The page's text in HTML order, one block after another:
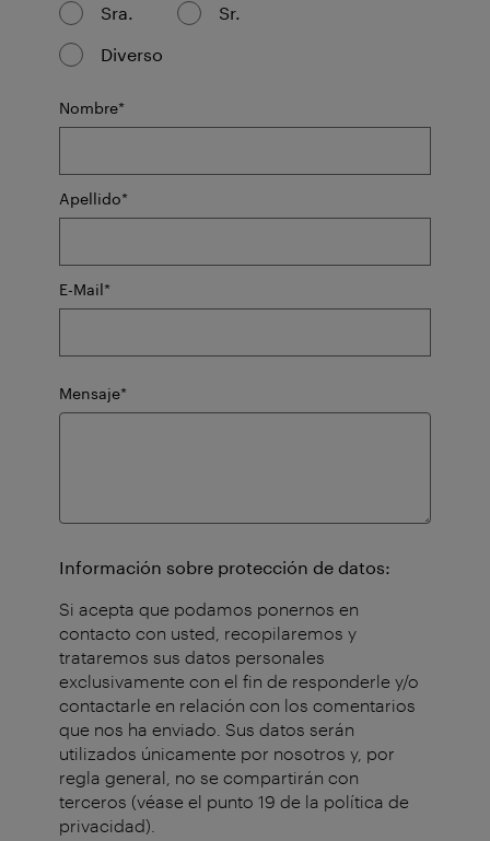
Sra.
Sr.
Diverso
Nombre*Campo
obligatorio
Apellido*Campo
obligatorio
E-Mail*Campo
obligatorio
Mensaje*Campo
obligatorio
Información sobre protección de datos:
Si acepta que podamos ponernos en
contacto con usted, recopilaremos y
trataremos sus datos personales
exclusivamente con el fin de responderle y/o
contactarle en relación con los comentarios
que nos ha enviado. Sus datos serán
utilizados únicamente por nosotros y, por
regla general, no se compartirán con
terceros (véase el punto 19 de la política de
privacidad).